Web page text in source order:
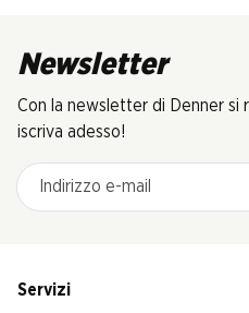
Newsletter
Con la newsletter di Denner si
iscriva adesso!
Indirizzo e-mail
Servizi